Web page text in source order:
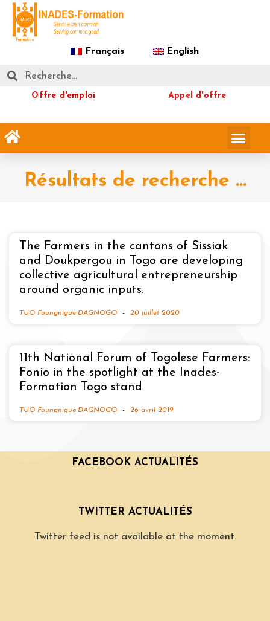
Français English
Offre d'emploi Appel d'offre
Résultats de recherche ...
The Farmers in the cantons of Sissiak
and Doukpergou in Togo are developing
collective agricultural entrepreneurship
around organic inputs.
TUO Foungnigué DAGNOGO 20 juillet 2020
11th National Forum of Togolese Farmers:
Fonio in the spotlight at the Inades-
Formation Togo stand
TUO Foungnigué DAGNOGO 26 avril 2019
FACEBOOK ACTUALITÉS
TWITTER ACTUALITÉS
Twitter feed is not available at the moment.